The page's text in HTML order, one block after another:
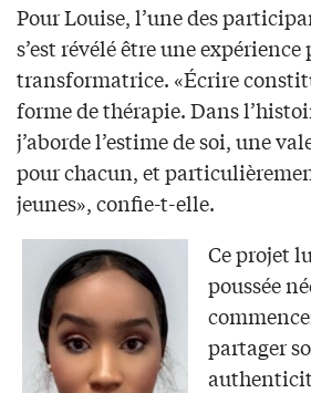
Pour Louise, l’une des
s’est révélé être une
transformatrice. «Écrire
forme de thérapie. Dans
j’aborde l’estime de soi, une
pour chacun, et
jeunes», confie-t-elle.
Ce projet
poussée
partager